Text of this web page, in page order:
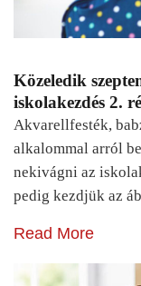
Közeledik
iskolakezdés 2.
Akvarellfesték,
alkalommal arról
nekivágni az
pedig kezdjük az
Read More